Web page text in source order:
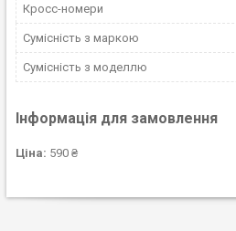
Кросс-номери
Сумісність з маркою
Сумісність з моделлю
Інформація для замовлення
Ціна: 590 ₴